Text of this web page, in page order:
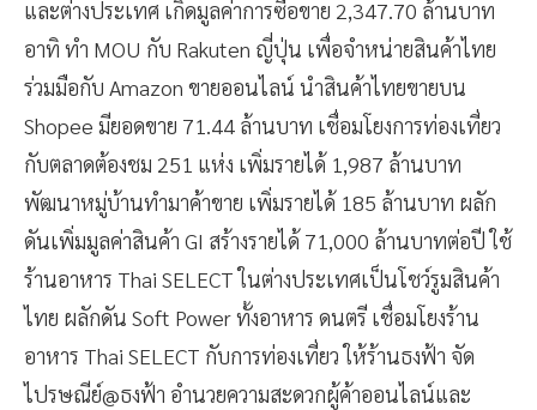
และต่างประเทศ เกิดมูลค่าการซื้อขาย 2,347.70 ล้านบาท
อาทิ ทำ MOU กับ Rakuten ญี่ปุ่น เพื่อจำหน่ายสินค้าไทย
ร่วมมือกับ Amazon ขายออนไลน์ นำสินค้าไทยขายบน
Shopee มียอดขาย 71.44 ล้านบาท เชื่อมโยงการท่องเที่ยว
กับตลาดต้องชม 251 แห่ง เพิ่มรายได้ 1,987 ล้านบาท
พัฒนาหมู่บ้านทำมาค้าขาย เพิ่มรายได้ 185 ล้านบาท ผลัก
ดันเพิ่มมูลค่าสินค้า GI สร้างรายได้ 71,000 ล้านบาทต่อปี ใช้
ร้านอาหาร Thai SELECT ในต่างประเทศเป็นโชว์รูมสินค้า
ไทย ผลักดัน Soft Power ทั้งอาหาร ดนตรี เชื่อมโยงร้าน
อาหาร Thai SELECT กับการท่องเที่ยว ให้ร้านธงฟ้า จัด
ไปรษณีย์@ธงฟ้า อำนวยความสะดวกผู้ค้าออนไลน์และ